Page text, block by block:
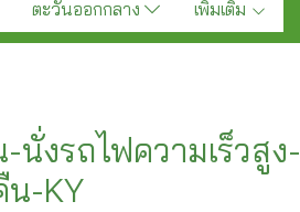
ตะวันออกกลาง เพิ่มเติม
นั่งรถไฟความเร็วสูง-
-KY